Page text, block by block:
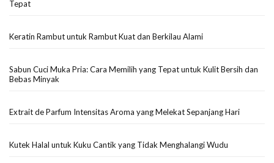
Tepat
Keratin Rambut untuk Rambut Kuat dan Berkilau Alami
Sabun Cuci Muka Pria: Cara Memilih yang Tepat untuk Kulit Bersih dan
Bebas Minyak
Extrait de Parfum Intensitas Aroma yang Melekat Sepanjang Hari
Kutek Halal untuk Kuku Cantik yang Tidak Menghalangi Wudu